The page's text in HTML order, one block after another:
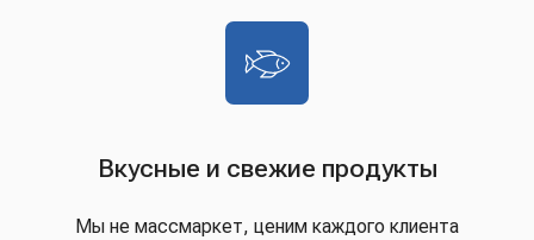
Вкусные и свежие продукты
Мы не массмаркет, ценим каждого клиента